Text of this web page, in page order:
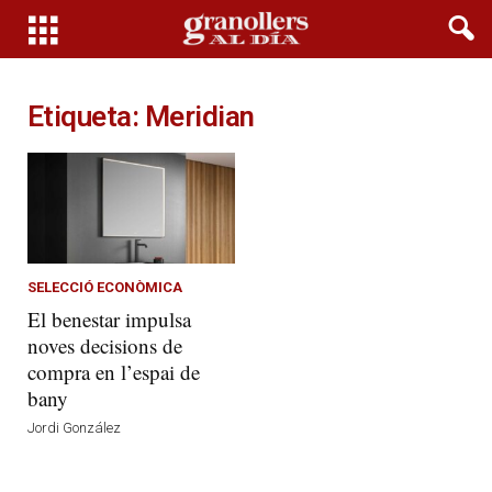
Etiqueta: Meridian
SELECCIÓ ECONÒMICA
El benestar impulsa
noves decisions de
compra en l’espai de
bany
Jordi González